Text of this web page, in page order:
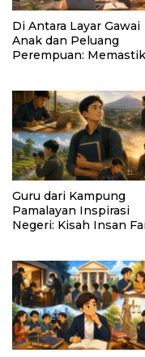
Di Antara Layar Gawai
Anak dan Peluang
Perempuan:
Guru dari Kampung
Pamalayan Inspirasi
Negeri: Kisah Insan
Pelosok Negeri”